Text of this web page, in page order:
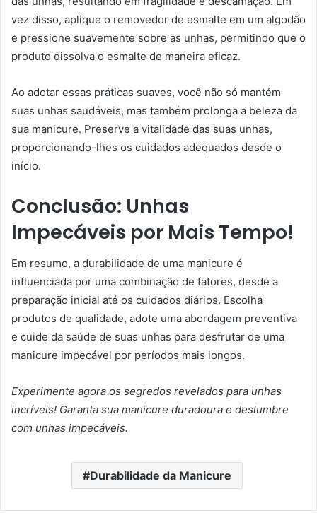
vez disso, aplique o removedor de esmalte em um algodão
e pressione suavemente sobre as unhas, permitindo que o
produto dissolva o esmalte de maneira eficaz.
Ao adotar essas práticas suaves, você não só mantém
suas unhas saudáveis, mas também prolonga a beleza da
sua manicure. Preserve a vitalidade das suas unhas,
proporcionando-lhes os cuidados adequados desde o
início.
Conclusão: Unhas
Impecáveis por Mais Tempo!
Em resumo, a durabilidade de uma manicure é
influenciada por uma combinação de fatores, desde a
preparação inicial até os cuidados diários. Escolha
produtos de qualidade, adote uma abordagem preventiva
e cuide da saúde de suas unhas para desfrutar de uma
manicure impecável por períodos mais longos.
Experimente agora os segredos revelados para unhas
incríveis! Garanta sua manicure duradoura e deslumbre
com unhas impecáveis.
Durabilidade da Manicure